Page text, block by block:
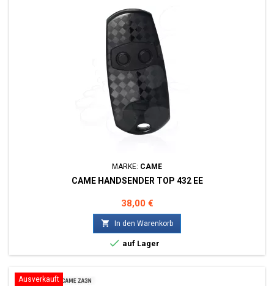
MARKE: CAME
CAME HANDSENDER TOP 432 EE
Preis
38,00 €
 In den Warenkorb
 auf Lager
Ausverkauft